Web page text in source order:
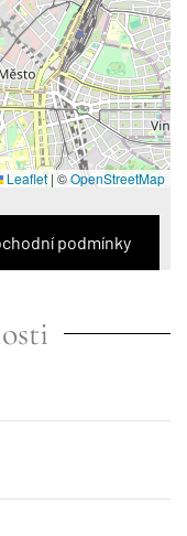
Leaflet |©OpenStreetMap
podmínky